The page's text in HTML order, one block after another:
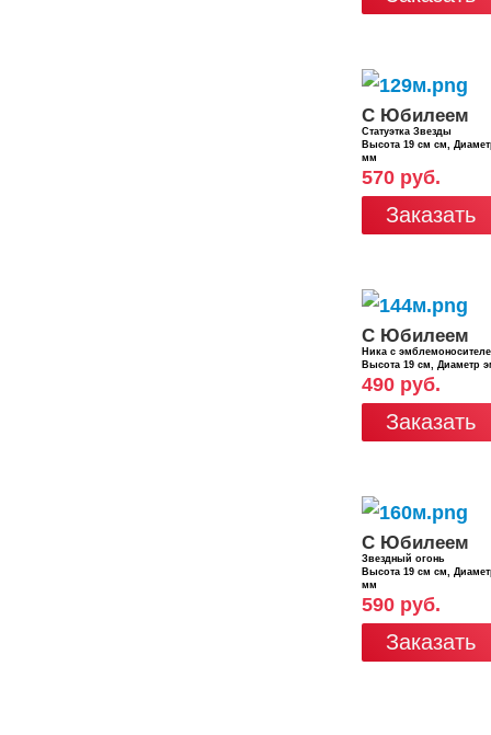
С Юбилеем
Статуэтка Звезды
Высота 19 см см,
мм
570 руб.
Заказать
С Юбилеем
Ника с
Высота 19 см, Диаметр
490 руб.
Заказать
С Юбилеем
Звездный огонь
Высота 19 см см,
мм
590 руб.
Заказать